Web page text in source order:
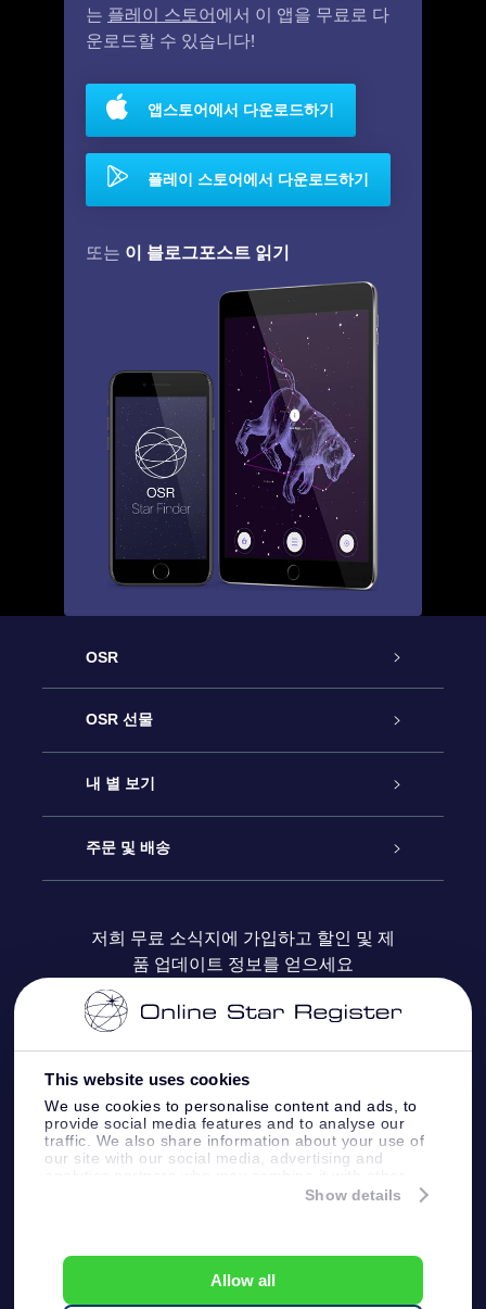
This website uses cookies
We use cookies to personalise content and ads, to
provide social media features and to analyse our
traffic. We also share information about your use of
our site with our social media, advertising and
information that you’ve provided to them or that
Show details
Allow all
는 플레이 스토어에서 이 앱을 무료로 다
운로드할 수 있습니다!
앱스토어에서 다운로드하기
플레이 스토어에서 다운로드하기
또는 이 블로그포스트 읽기
OSR
고객 서비스
연락처
블로그
OSR 선물
온라인 별 선물
OSR 선물 팩
OSR 상품권
기업 선물
내 별 보기
Star Register
맞춤 별 페이지
One Million Stars
Fly me to the stars VR 앱
주문 및 배송
결제 정보
배송 정보
환불 정책
별자리
저희 무료 소식지에 가입하고 할인 및 제
품 업데이트 정보를 얻으세요
고객 서비스:help@osr.org